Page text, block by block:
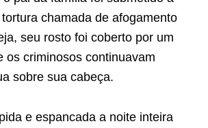
chamada de afogamento
seu rosto foi coberto por um
os criminosos continuavam
sobre sua cabeça.
e espancada a noite inteira